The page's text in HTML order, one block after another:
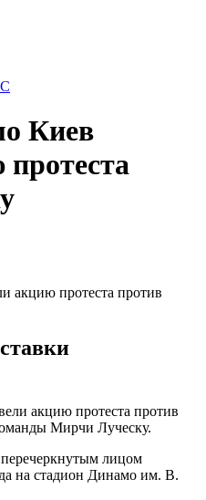
Киев
акцию протеста против
Мирчи Луческу.
лицом
на стадион Динамо им. В.